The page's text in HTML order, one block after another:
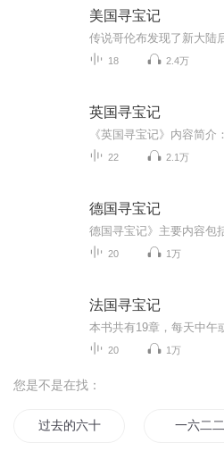
美国寻宝记
18 2.4万
英国寻宝记
22 2.1万
德国寻宝记
20 1万
法国寻宝记
20 1万
您是不是在找：
过去的六十年 一六二二